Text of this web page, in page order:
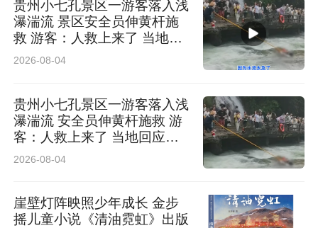
贵州小七孔景区一游客落入浅
瀑湍流 景区安全员伸黄杆施
救 游客：人救上来了 当地回
应：完全按照救援标准
2026-08-04
贵州小七孔景区一游客落入浅
瀑湍流 安全员伸黄杆施救 游
客：人救上来了 当地回应：
完全按照救援标准，景区跟进
2026-08-04
崖壁灯阵映照少年成长 金步
摇儿童小说《清油霓虹》出版